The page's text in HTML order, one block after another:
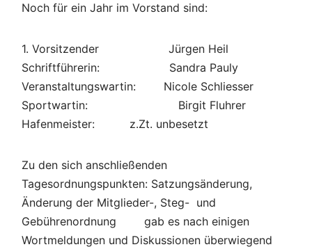
Noch für ein Jahr im Vorstand sind:
1. Vorsitzender Jürgen Heil
Schriftführerin: Sandra Pauly
Veranstaltungswartin: Nicole Schliesser
Sportwartin: Birgit Fluhrer
Hafenmeister: z.Zt. unbesetzt
Zu den sich anschließenden
Tagesordnungspunkten: Satzungsänderung,
Änderung der Mitglieder-, Steg- und
Gebührenordnung gab es nach einigen
Wortmeldungen und Diskussionen überwiegend